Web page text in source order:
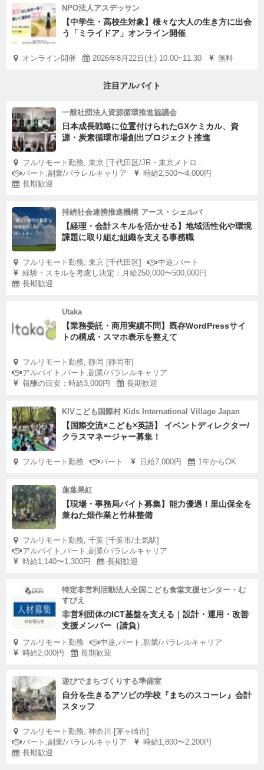
NPO法人アスデッサン
【中学生・高校生対象】様々な大人の生き方に出会
う「ミライドア」オンライン開催
オンライン開催 2026年8月22日(土) 10:00~11:30 無料
注目アルバイト
一般社団法人資源循環推進協議会
日本成長戦略に位置付けられたGXケミカル、資
源・炭素循環市場創出プロジェクト推進
フルリモート勤務, 東京 [千代田区/JR・東京メトロ...
パート,副業/パラレルキャリア
時給2,500〜4,000円
長期歓迎
持続社会連携推進機構 アース・シェルパ
【経理・会計スキルを活かせる】地域活性化や環境
課題に取り組む組織を支える事務職
フルリモート勤務, 東京 [千代田区]
中途,パート
経験・スキルを考慮し決定：月給250,000〜500,000円
長期歓迎
Utaka
【業務委託・商用実績不問】既存WordPressサイ
トの構成・スマホ表示を整えて
フルリモート勤務, 静岡 [静岡市]
アルバイト,パート,副業/パラレルキャリア
報酬の目安：時給3,000円
長期歓迎
KIVこども国際村 Kids International Village Japan
【国際交流×こども×英語】 イベントディレクター/
クラスマネージャー募集！
フルリモート勤務 パート 日給7,000円 1年からOK
蓮葉果紅
【現場・事務局バイト募集】能力優遇！里山保全を
兼ねた畑作業と竹林整備
フルリモート勤務, 千葉 [千葉市/土気駅]
アルバイト,パート,副業/パラレルキャリア
時給1,140〜1,300円
長期歓迎
特定非営利活動法人全国こども食堂支援センター・む
すびえ
非営利団体のICT基盤を支える｜設計・運用・改善
支援メンバー（請負）
フルリモート勤務
中途,パート,副業/パラレルキャリア
時給2,000円
長期歓迎
遊びでまちづくりする準備室
自分を生きるアソビの学校『まちのスコーレ』会計
スタッフ
フルリモート勤務, 神奈川 [茅ヶ崎市]
パート,副業/パラレルキャリア
時給1,800〜2,200円
長期歓迎